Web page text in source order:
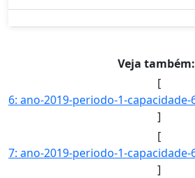
Veja também:
[
]
[
]